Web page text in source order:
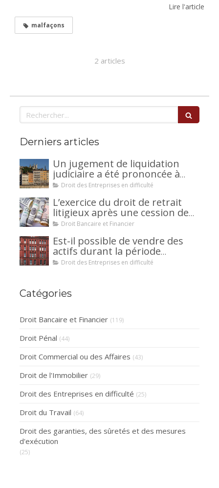
Lire l'article
malfaçons
2 articles
Rechercher
Derniers articles
Un jugement de liquidation
judiciaire a été prononcée à
votre encontre : comment
Droit des Entreprises en difficulté
L’exercice du droit de retrait
litigieux après une cession de
créance : un mécanisme
la caution.
Droit Bancaire et Financier
Est-il possible de vendre des
actifs durant la période
d’observation d’un
Droit des Entreprises en difficulté
Catégories
Droit Bancaire et Financier (119)
Droit Pénal (44)
Droit Commercial ou des Affaires (43)
Droit de l'Immobilier (29)
Droit des Entreprises en difficulté (25)
Droit du Travail (64)
Droit des garanties, des sûretés et des mesures
d'exécution
(25)